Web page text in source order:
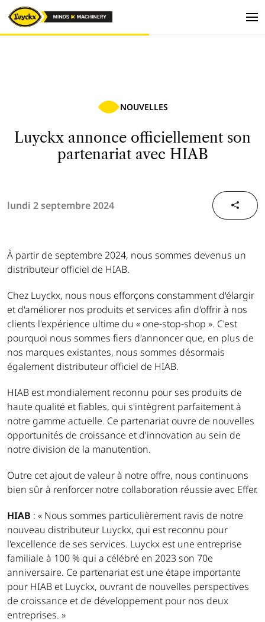
NOUVELLES
​Luyckx annonce officiellement son
partenariat avec HIAB
lundi 2 septembre 2024
À partir de septembre 2024, nous sommes devenus un
distributeur officiel de HIAB.
Chez Luyckx, nous nous efforçons constamment d'élargir
et d'améliorer nos produits et services afin d'offrir à nos
clients l'expérience ultime du « one-stop-shop ». C'est
pourquoi nous sommes fiers d'annoncer que, en plus de
nos marques existantes, nous sommes désormais
également distributeur officiel de HIAB.
HIAB est mondialement reconnu pour ses produits de
haute qualité et fiables, qui s'intègrent parfaitement à
notre gamme actuelle. Ce partenariat ouvre de nouvelles
opportunités de croissance et d'innovation au sein de
notre division de la manutention.
Outre cet ajout de valeur à notre offre, nous continuons
bien sûr à renforcer notre collaboration réussie avec Effer.
HIAB : « Nous sommes particulièrement ravis de notre
nouveau distributeur Luyckx, qui est reconnu pour
l'excellence de ses services. Luyckx est une entreprise
familiale à 100 % qui a célébré en 2023 son 70e
anniversaire. Ce partenariat est une étape importante
pour HIAB et Luyckx, ouvrant de nouvelles perspectives
de croissance et de développement pour nos deux
entreprises. »